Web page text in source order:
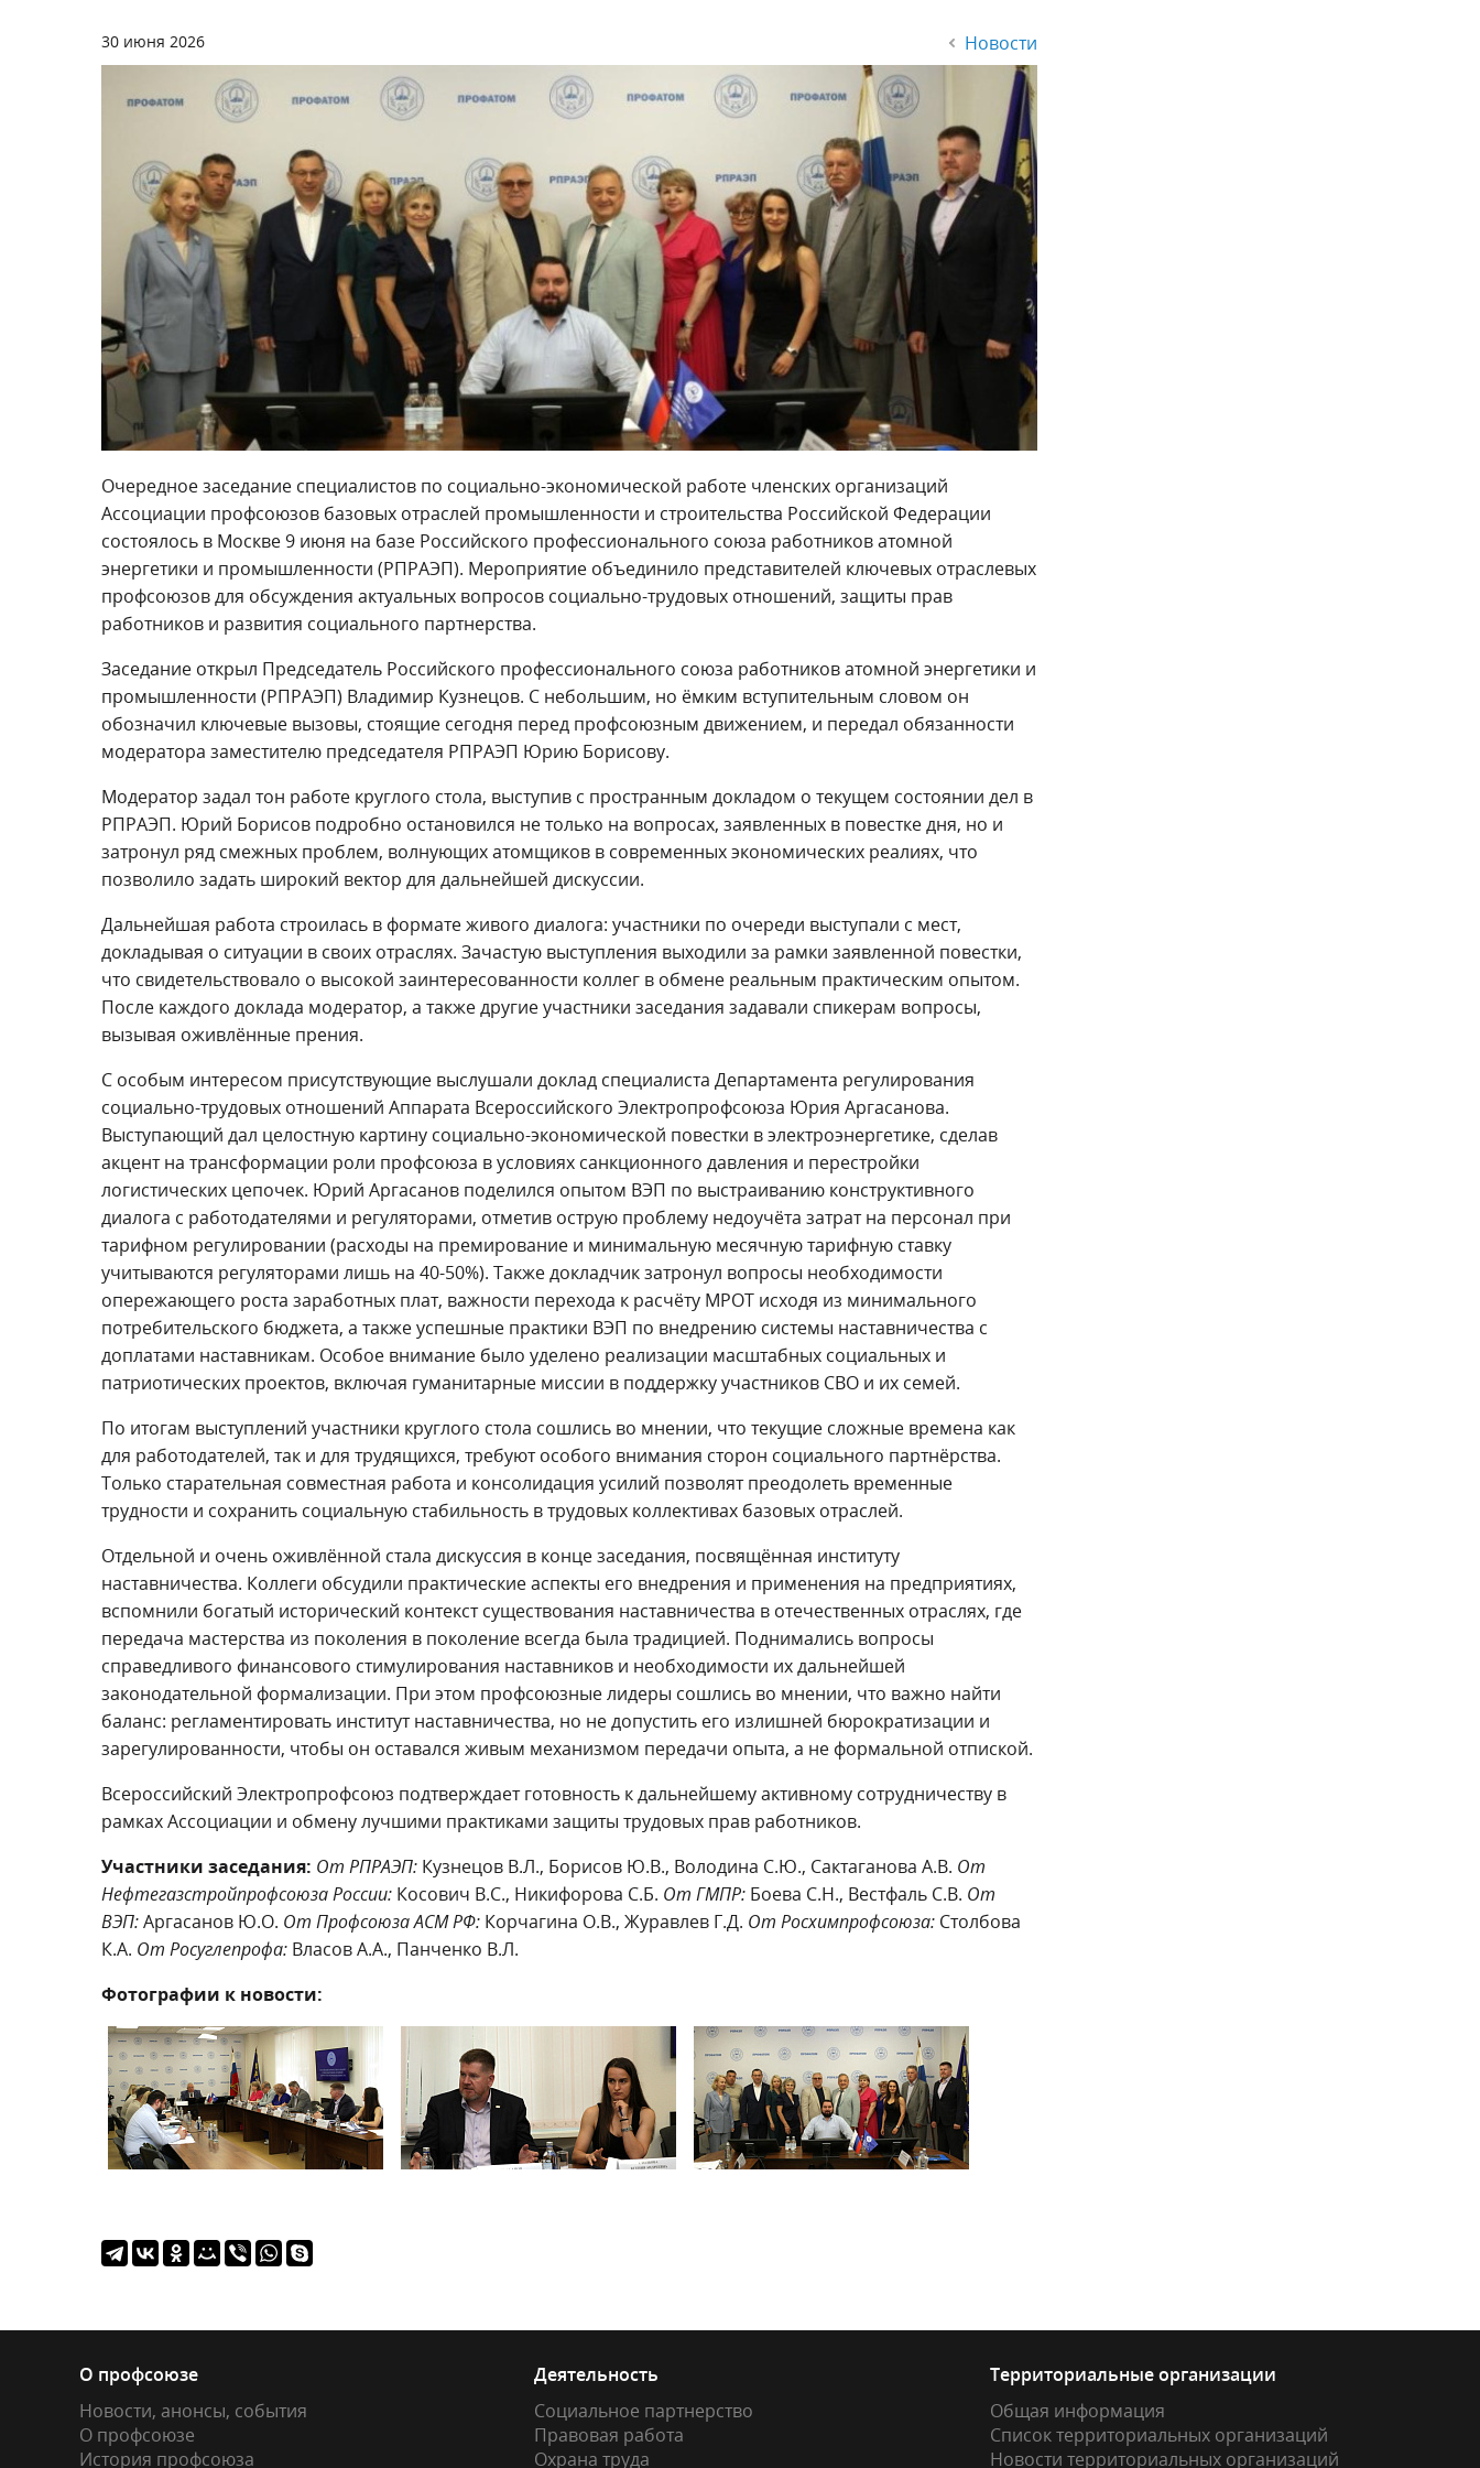
30 июня 2026 Новости
Очередное заседание специалистов по социально-экономической работе членских организаций
Ассоциации профсоюзов базовых отраслей промышленности и строительства Российской Федерации
состоялось в Москве 9 июня на базе Российского профессионального союза работников атомной
энергетики и промышленности (РПРАЭП). Мероприятие объединило представителей ключевых отраслевых
профсоюзов для обсуждения актуальных вопросов социально-трудовых отношений, защиты прав
работников и развития социального партнерства.
Заседание открыл Председатель Российского профессионального союза работников атомной энергетики и
промышленности (РПРАЭП) Владимир Кузнецов. С небольшим, но ёмким вступительным словом он
обозначил ключевые вызовы, стоящие сегодня перед профсоюзным движением, и передал обязанности
модератора заместителю председателя РПРАЭП Юрию Борисову.
Модератор задал тон работе круглого стола, выступив с пространным докладом о текущем состоянии дел в
РПРАЭП. Юрий Борисов подробно остановился не только на вопросах, заявленных в повестке дня, но и
затронул ряд смежных проблем, волнующих атомщиков в современных экономических реалиях, что
позволило задать широкий вектор для дальнейшей дискуссии.
Дальнейшая работа строилась в формате живого диалога: участники по очереди выступали с мест,
докладывая о ситуации в своих отраслях. Зачастую выступления выходили за рамки заявленной повестки,
что свидетельствовало о высокой заинтересованности коллег в обмене реальным практическим опытом.
После каждого доклада модератор, а также другие участники заседания задавали спикерам вопросы,
вызывая оживлённые прения.
С особым интересом присутствующие выслушали доклад специалиста Департамента регулирования
социально-трудовых отношений Аппарата Всероссийского Электропрофсоюза Юрия Аргасанова.
Выступающий дал целостную картину социально-экономической повестки в электроэнергетике, сделав
акцент на трансформации роли профсоюза в условиях санкционного давления и перестройки
логистических цепочек. Юрий Аргасанов поделился опытом ВЭП по выстраиванию конструктивного
диалога с работодателями и регуляторами, отметив острую проблему недоучёта затрат на персонал при
тарифном регулировании (расходы на премирование и минимальную месячную тарифную ставку
учитываются регуляторами лишь на 40-50%). Также докладчик затронул вопросы необходимости
опережающего роста заработных плат, важности перехода к расчёту МРОТ исходя из минимального
потребительского бюджета, а также успешные практики ВЭП по внедрению системы наставничества с
доплатами наставникам. Особое внимание было уделено реализации масштабных социальных и
патриотических проектов, включая гуманитарные миссии в поддержку участников СВО и их семей.
По итогам выступлений участники круглого стола сошлись во мнении, что текущие сложные времена как
для работодателей, так и для трудящихся, требуют особого внимания сторон социального партнёрства.
Только старательная совместная работа и консолидация усилий позволят преодолеть временные
трудности и сохранить социальную стабильность в трудовых коллективах базовых отраслей.
Отдельной и очень оживлённой стала дискуссия в конце заседания, посвящённая институту
наставничества. Коллеги обсудили практические аспекты его внедрения и применения на предприятиях,
вспомнили богатый исторический контекст существования наставничества в отечественных отраслях, где
передача мастерства из поколения в поколение всегда была традицией. Поднимались вопросы
справедливого финансового стимулирования наставников и необходимости их дальнейшей
законодательной формализации. При этом профсоюзные лидеры сошлись во мнении, что важно найти
баланс: регламентировать институт наставничества, но не допустить его излишней бюрократизации и
зарегулированности, чтобы он оставался живым механизмом передачи опыта, а не формальной отпиской.
Всероссийский Электропрофсоюз подтверждает готовность к дальнейшему активному сотрудничеству в
рамках Ассоциации и обмену лучшими практиками защиты трудовых прав работников.
Участники заседания: От РПРАЭП: Кузнецов В.Л., Борисов Ю.В., Володина С.Ю., Сактаганова А.В. От
Нефтегазстройпрофсоюза России: Косович В.С., Никифорова С.Б. От ГМПР: Боева С.Н., Вестфаль С.В. От
ВЭП:Аргасанов Ю.О. От Профсоюза АСМ РФ: Корчагина О.В., Журавлев Г.Д. От Росхимпрофсоюза: Столбова
К.А. От Росуглепрофа: Власов А.А., Панченко В.Л.
Фотографии к новости:
О профсоюзе
Новости, анонсы, события
О профсоюзе
История профсоюза
Деятельность
Социальное партнерство
Правовая работа
Охрана труда
Территориальные организации
Общая информация
Список территориальных организаций
Новости территориальных организаций